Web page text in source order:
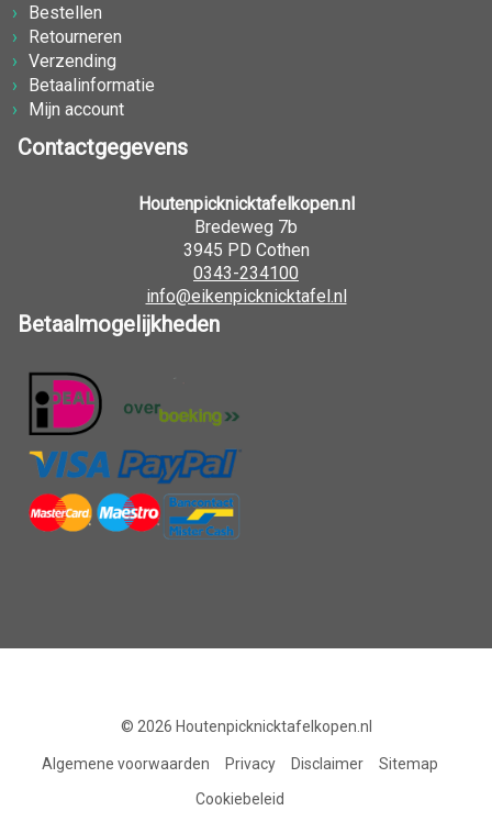
Bestellen
Retourneren
Verzending
Betaalinformatie
Mijn account
Contactgegevens
Houtenpicknicktafelkopen.nl
Bredeweg 7b
3945 PD Cothen
0343-234100
info@eikenpicknicktafel.nl
Betaalmogelijkheden
© 2026 Houtenpicknicktafelkopen.nl
Algemene voorwaarden Privacy Disclaimer
Sitemap
Cookiebeleid